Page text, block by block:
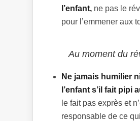
l’enfant, ne pas le
pour l’emmener aux
Au moment du
Ne jamais humilier
l’enfant s’il fait pipi
le fait pas exprès et
responsable de ce